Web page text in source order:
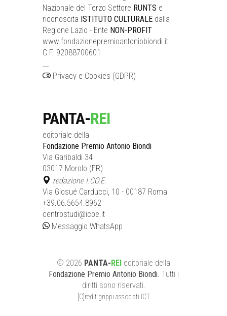
Nazionale del Terzo Settore RUNTS e
riconoscita ISTITUTO CULTURALE dalla
Regione Lazio - Ente NON-PROFIT
www.fondazionepremioantoniobiondi.it
C.F. 92088700601
Privacy e Cookies (GDPR)
PANTA-REI
editoriale della
Fondazione Premio Antonio Biondi
Via Garibaldi 34
03017 Morolo (FR)
redazione I.CO.E.
Via Giosué Carducci, 10 - 00187 Roma
+39.06.5654.8962
centrostudi@icoe.it
Messaggio WhatsApp
© 2026 PANTA-REI editoriale della
Fondazione Premio Antonio Biondi . Tutti i
diritti sono riservati.
[C]redit grippi associati ICT